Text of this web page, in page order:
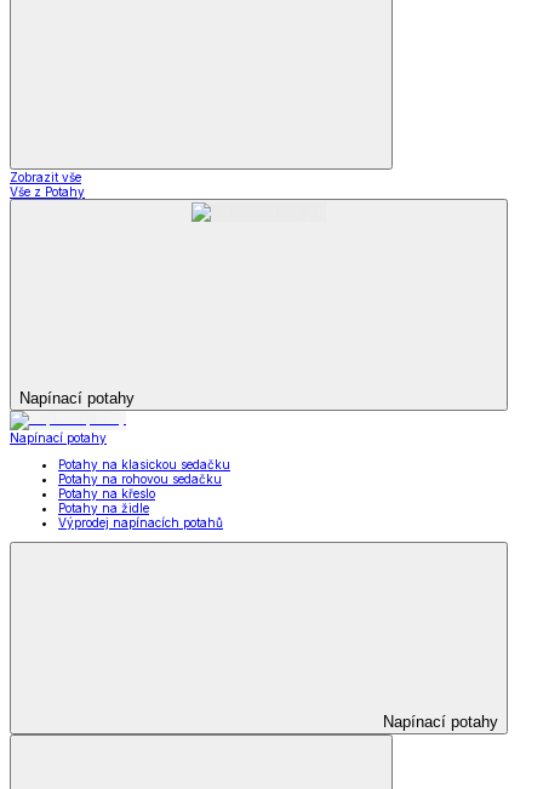
Zobrazit vše
Vše z Potahy
Napínací potahy
Napínací potahy
Potahy na klasickou sedačku
Potahy na rohovou sedačku
Potahy na křeslo
Potahy na židle
Výprodej napínacích potahů
Napínací potahy